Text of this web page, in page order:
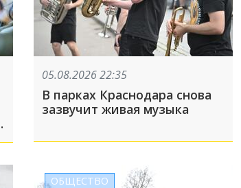
05.08.2026 22:35
В парках Краснодара снова
зазвучит живая музыка
ОБЩЕСТВО